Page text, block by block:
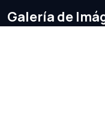
Galería de